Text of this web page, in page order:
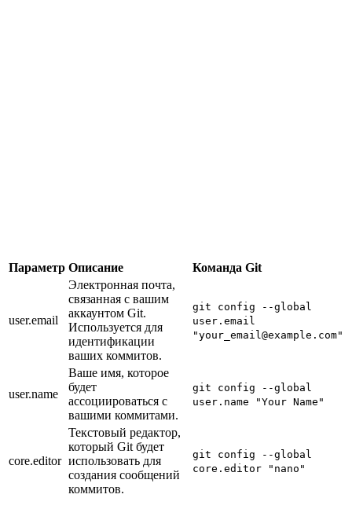
Параметр Описание Команда Git
user.email
Электронная почта,
связанная с вашим
аккаунтом Git.
Используется для
идентификации
ваших коммитов.
git config --global
user.email
"your_email@example.com"
user.name
Ваше имя, которое
будет
ассоциироваться с
вашими коммитами.
git config --global
user.name "Your Name"
core.editor
Текстовый редактор,
который Git будет
использовать для
создания сообщений
коммитов.
git config --global
core.editor "nano"